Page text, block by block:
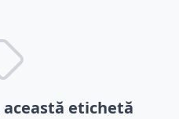
etichetă